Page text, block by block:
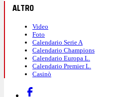
ALTRO
Video
Foto
Calendario Serie A
Calendario Champions
Calendario Europa L.
Calendario Premier L.
Casinò